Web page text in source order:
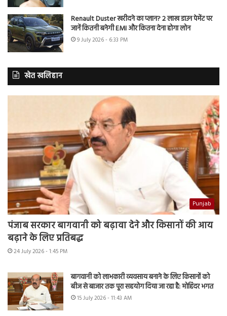
Renault Duster खरीदने का प्लान? 2 लाख डाउन पेमेंट पर
जानें कितनी बनेगी EMI और कितना देना होगा लोन
9 July 2026 - 6:33 PM
खेत खलिहान
Punjab
पंजाब सरकार बागवानी को बढ़ावा देने और किसानों की आय
बढ़ाने के लिए प्रतिबद्ध
24 July 2026 - 1:45 PM
बागवानी को लाभकारी व्यवसाय बनाने के लिए किसानों को
बीज से बाजार तक पूरा सहयोग दिया जा रहा है: मोहिंदर भगत
15 July 2026 - 11:43 AM